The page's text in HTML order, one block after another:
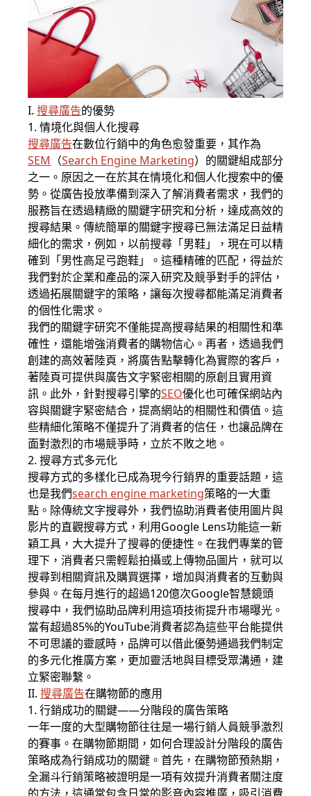
I. 搜尋廣告的優勢
1. 情境化與個人化搜尋
搜尋廣告在數位行銷中的角色愈發重要，其作為
SEM （Search Engine Marketing）的關鍵組成部分
之一。原因之一在於其在情境化和個人化搜索中的優
勢。從廣告投放準備到深入了解消費者需求，我們的
服務旨在透過精緻的關鍵字研究和分析，達成高效的
搜尋結果。傳統簡單的關鍵字搜尋已無法滿足日益精
細化的需求，例如，以前搜尋「男鞋」，現在可以精
確到「男性高足弓跑鞋」。這種精確的匹配，得益於
我們對於企業和產品的深入研究及競爭對手的評估，
透過拓展關鍵字的策略，讓每次搜尋都能滿足消費者
的個性化需求。
我們的關鍵字研究不僅能提高搜尋結果的相關性和準
確性，還能增強消費者的購物信心。再者，透過我們
創建的高效著陸頁，將廣告點擊轉化為實際的客戶，
著陸頁可提供與廣告文字緊密相關的原創且實用資
訊。此外，針對搜尋引擎的SEO優化也可確保網站內
容與關鍵字緊密結合，提高網站的相關性和價值。這
些精細化策略不僅提升了消費者的信任，也讓品牌在
面對激烈的市場競爭時，立於不敗之地。
2. 搜尋方式多元化
搜尋方式的多樣化已成為現今行銷界的重要話題，這
也是我們search engine marketing策略的一大重
點。除傳統文字搜尋外，我們協助消費者使用圖片與
影片的直觀搜尋方式，利用Google Lens功能這一新
穎工具，大大提升了搜尋的便捷性。在我們專業的管
理下，消費者只需輕鬆拍攝或上傳物品圖片，就可以
搜尋到相關資訊及購買選擇，增加與消費者的互動與
參與。在每月進行的超過120億次Google智慧鏡頭
搜尋中，我們協助品牌利用這項技術提升市場曝光。
當有超過85%的YouTube消費者認為這些平台能提供
不可思議的靈感時，品牌可以借此優勢通過我們制定
的多元化推廣方案，更加靈活地與目標受眾溝通，建
立緊密聯繫。
II. 搜尋廣告在購物節的應用
1. 行銷成功的關鍵——分階段的廣告策略
一年一度的大型購物節往往是一場行銷人員競爭激烈
的賽事。在購物節期間，如何合理設計分階段的廣告
策略成為行銷成功的關鍵。首先，在購物節預熱期，
全漏斗行銷策略被證明是一項有效提升消費者關注度